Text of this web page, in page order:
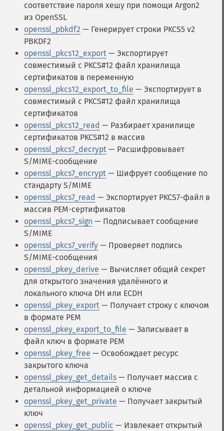
соответствие пароля хешу при помощи Argon2
из OpenSSL
openssl_pbkdf2 — Генерирует строки PKCS5 v2
PBKDF2
openssl_pkcs12_export — Экспортирует
совместимый с PKCS#12 файл хранилища
сертификатов в переменную
openssl_pkcs12_export_to_file — Экспортирует в
совместимый с PKCS#12 файл хранилища
сертификатов
openssl_pkcs12_read — Разбирает хранилище
сертификатов PKCS#12 в массив
openssl_pkcs7_decrypt — Расшифровывает
S/MIME-сообщение
openssl_pkcs7_encrypt — Шифрует сообщение по
стандарту S/MIME
openssl_pkcs7_read — Экспортирует PKCS7-файл в
массив PEM-сертификатов
openssl_pkcs7_sign — Подписывает сообщение
S/MIME
openssl_pkcs7_verify — Проверяет подпись
S/MIME-сообщения
openssl_pkey_derive — Вычисляет общий секрет
для открытого значения удалённого и
локального ключа DH или ECDH
openssl_pkey_export — Получает строку с ключом
в формате PEM
openssl_pkey_export_to_file — Записывает в
файл ключ в формате PEM
openssl_pkey_free — Освобождает ресурс
закрытого ключа
openssl_pkey_get_details — Получает массив с
детальной информацией о ключе
openssl_pkey_get_private — Получает закрытый
ключ
openssl_pkey_get_public — Извлекает открытый